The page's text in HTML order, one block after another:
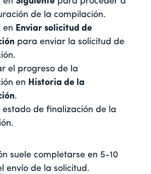
de la compilación.
en Enviar solicitud de
para enviar la solicitud de
el progreso de la
en Historia de la
.
estado de finalización de la
suele completarse en 5-10
envío de la solicitud.